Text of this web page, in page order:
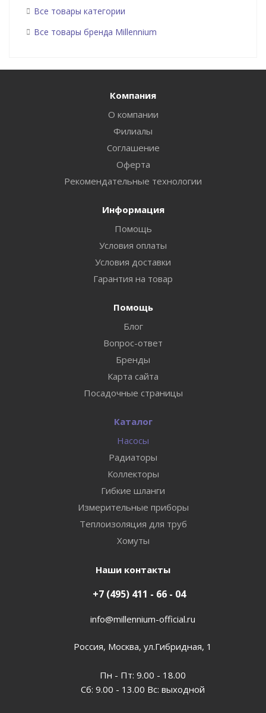
Все товары категории
Все товары бренда Millennium
Компания
О компании
Филиалы
Соглашение
Оферта
Рекомендательные технологии
Информация
Помощь
Условия оплаты
Условия доставки
Гарантия на товар
Помощь
Блог
Вопрос-ответ
Бренды
Карта сайта
Посадочные страницы
Каталог
Насосы
Радиаторы
Коллекторы
Гибкие шланги
Измерительные приборы
Теплоизоляция для труб
Хомуты
Наши контакты
+7 (495) 411 - 66 - 04
info@millennium-official.ru
Россия, Москва, ул.Гибридная, 1
Пн - Пт: 9.00 - 18.00
Сб: 9.00 - 13.00 Вс: выходной